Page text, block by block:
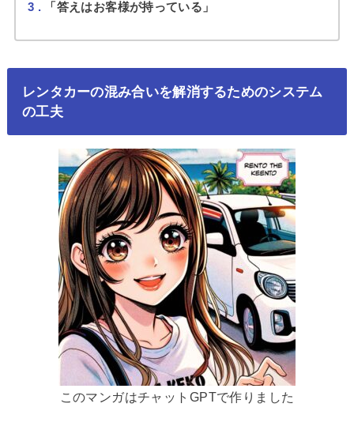
3 「答えはお客様が持っている」
レンタカーの混み合いを解消するためのシステム
の工夫
このマンガはチャットGPTで作りました